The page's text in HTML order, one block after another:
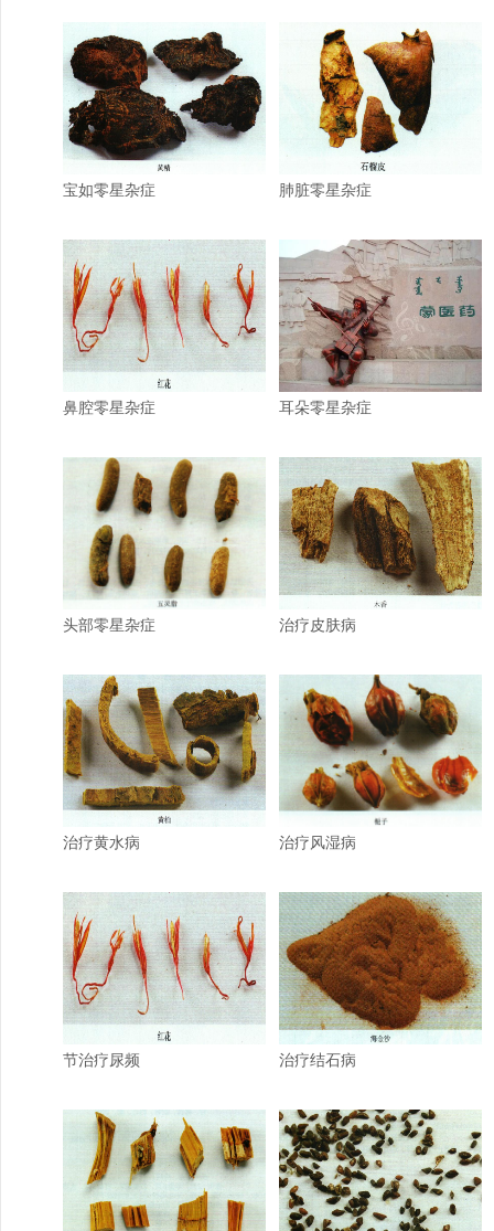
宝如零星杂症 肺脏零星杂症
鼻腔零星杂症 耳朵零星杂症
头部零星杂症 治疗皮肤病
治疗黄水病 治疗风湿病
节治疗尿频 治疗结石病